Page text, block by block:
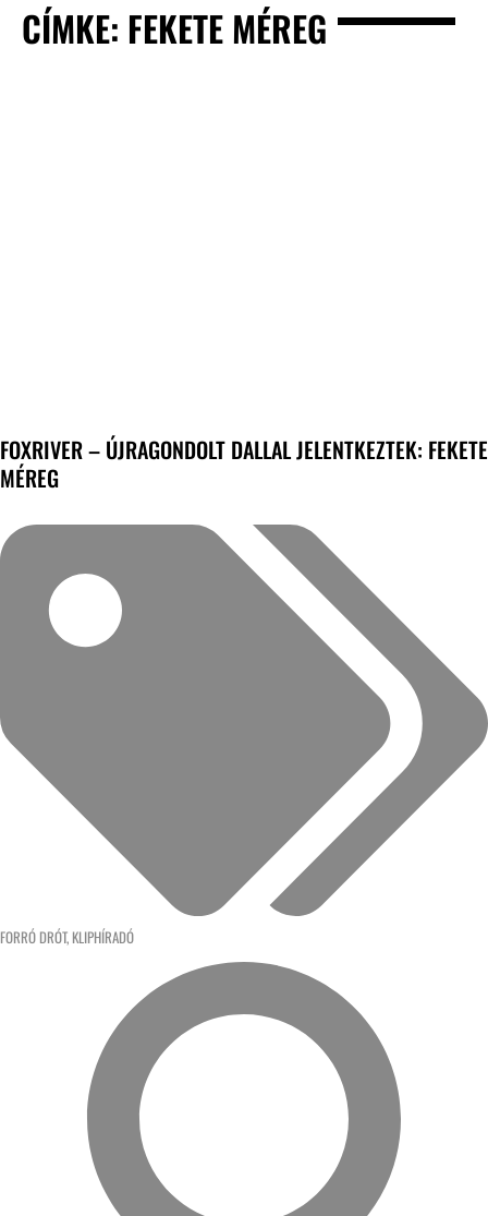
CÍMKE: FEKETE MÉREG
FOXRIVER – ÚJRAGONDOLT DALLAL JELENTKEZTEK: FEKETE
MÉREG
FORRÓ DRÓT, KLIPHÍRADÓ